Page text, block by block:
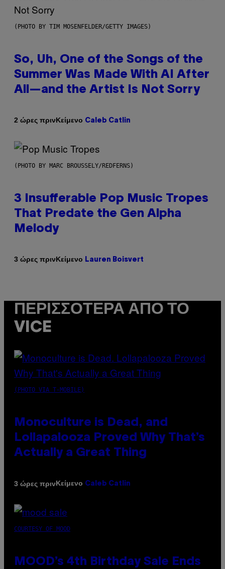
(PHOTO BY TIM MOSENFELDER/GETTY IMAGES)
So, Uh, One of the Songs of the
Summer Was Made With AI After
All—and the Artist Is Not Sorry
2 ώρες πρινΚείμενο Caleb Catlin
(PHOTO BY MARC BROUSSELY/REDFERNS)
3 Insufferable Pop Music Tropes
That Predate the Gen Alpha
Melody
3 ώρες πρινΚείμενο Lauren Boisvert
ΠΕΡΙΣΣΌΤΕΡΑ ΑΠΌ ΤΟ
VICE
(PHOTO VIA T-MOBILE)
Monoculture is Dead, and
Lollapalooza Proved Why That’s
Actually a Great Thing
3 ώρες πρινΚείμενο Caleb Catlin
COURTESY OF MOOD
MOOD’s 4th Birthday Sale Ends